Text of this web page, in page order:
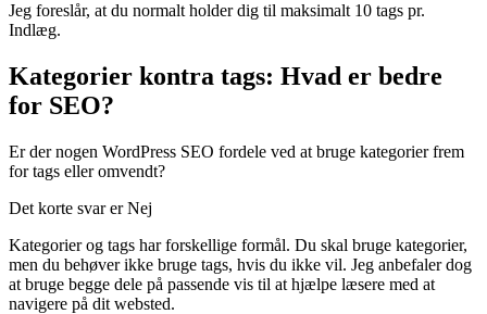
Jeg foreslår, at du normalt holder dig til maksimalt 10 tags pr.
Indlæg.
Kategorier kontra tags: Hvad er bedre
for SEO?
Er der nogen WordPress SEO fordele ved at bruge kategorier frem
for tags eller omvendt?
Det korte svar er Nej
Kategorier og tags har forskellige formål. Du skal bruge kategorier,
men du behøver ikke bruge tags, hvis du ikke vil. Jeg anbefaler dog
at bruge begge dele på passende vis til at hjælpe læsere med at
navigere på dit websted.